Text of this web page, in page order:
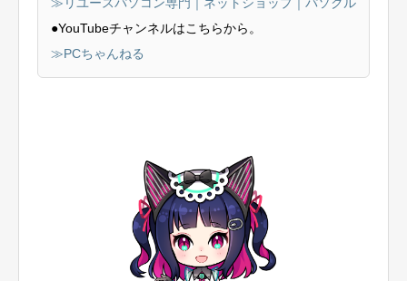
●YouTubeチャンネルはこちらから。
≫PCちゃんねる